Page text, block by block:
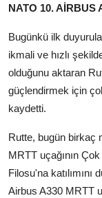
NATO 10. AİRBUS
Bugünkü ilk
ikmali ve hızlı
olduğunu aktaran
güçlendirmek için
kaydetti.
Rutte, bugün birkaç
MRTT uçağının
Filosu'na
Airbus A330 MRTT